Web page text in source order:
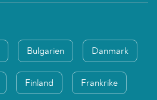
Bulgarien Danmark
Finland Frankrike